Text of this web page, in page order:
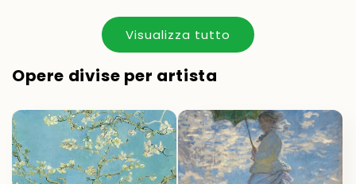
Visualizza tutto
Opere divise per artista